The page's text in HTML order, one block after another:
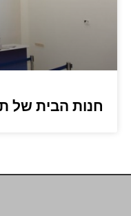
חנות הבית של